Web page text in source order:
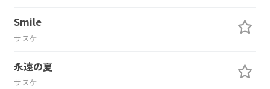
Smile
サスケ
永遠の夏
サスケ